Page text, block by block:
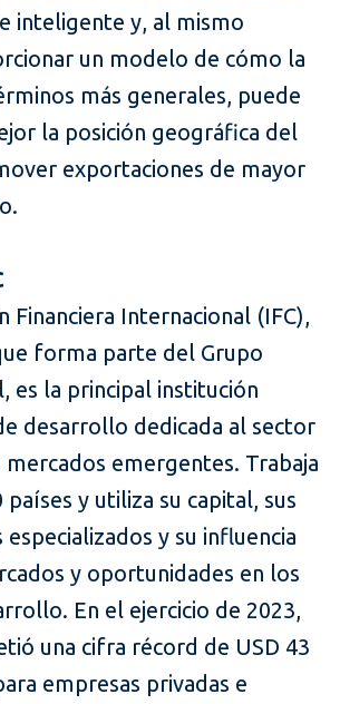
inteligente y, al mismo
un modelo de cómo la
más generales, puede
la posición geográfica del
exportaciones de mayor
Financiera Internacional (IFC),
forma parte del Grupo
es la principal institución
desarrollo dedicada al sector
emergentes. Trabaja
países y utiliza su capital, sus
y su influencia
y oportunidades en los
En el ejercicio de 2023,
una cifra récord de USD 43
empresas privadas e